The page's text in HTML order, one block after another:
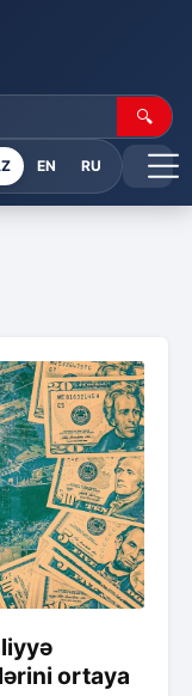
🔍
EN RU
ortaya